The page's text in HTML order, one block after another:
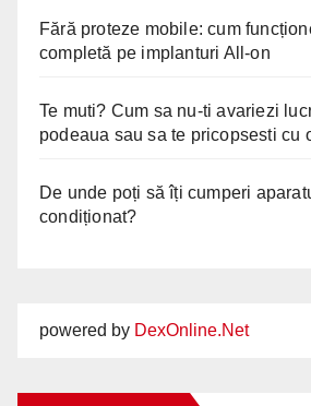
Fără proteze mobile: cum
completă pe implanturi All-on
Te muti? Cum sa nu-ti avariezi
podeaua sau sa te pricopsesti cu
De unde poți să îți cumperi
condiționat?
powered by DexOnline.Net